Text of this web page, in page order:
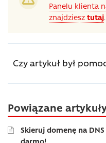
Panelu klienta
znajdziesz tutaj.
Czy artykuł był
Powiązane
Skieruj domenę na